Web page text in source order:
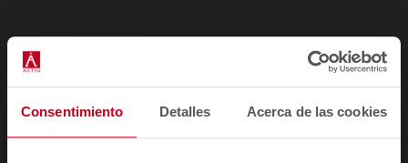
Consentimiento Detalles Acerca de las cookies